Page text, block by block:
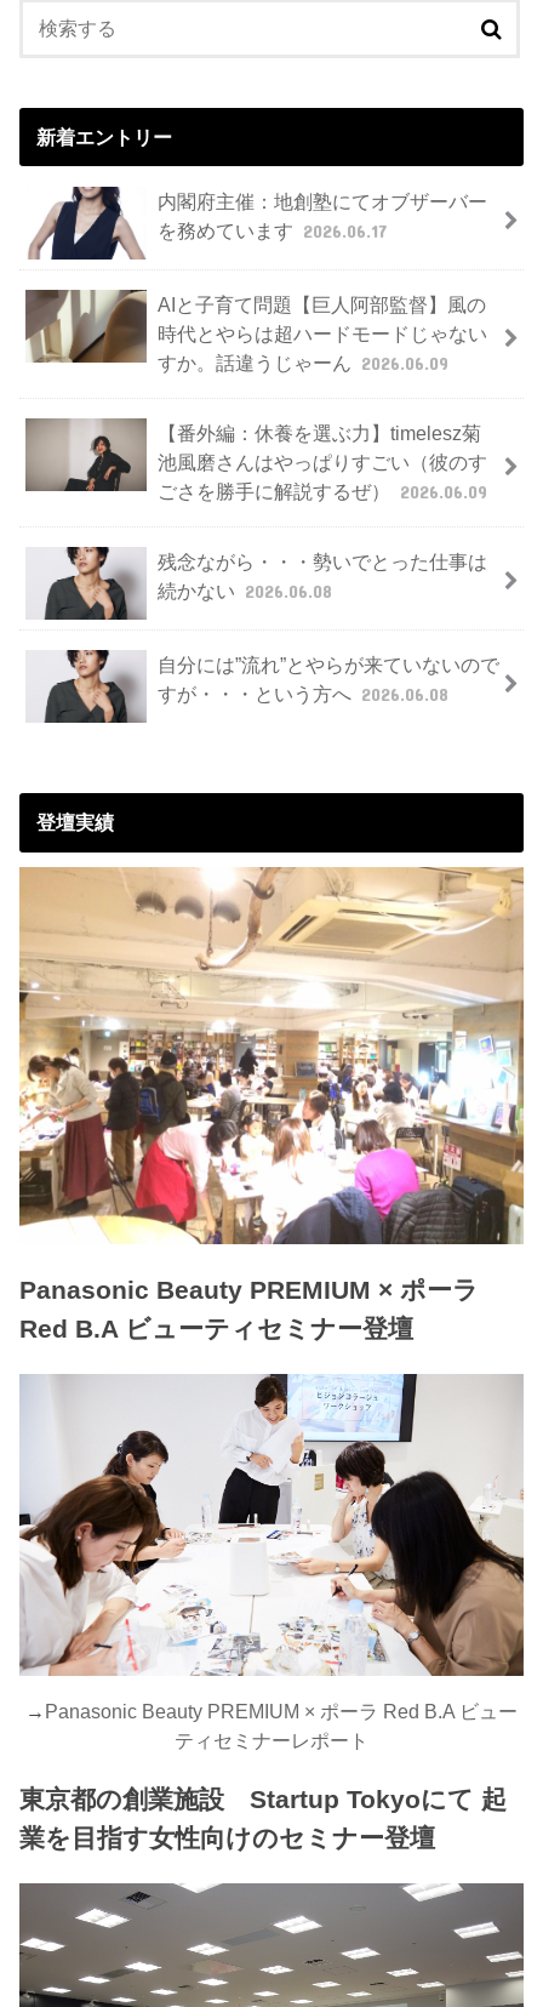
新着エントリー
内閣府主催：地創塾にてオブザーバー
を務めています 2026.06.17
AIと子育て問題【巨人阿部監督】風の
時代とやらは超ハードモードじゃない
すか。話違うじゃーん 2026.06.09
【番外編：休養を選ぶ力】timelesz菊
池風磨さんはやっぱりすごい（彼のす
ごさを勝手に解説するぜ）
2026.06.09
残念ながら・・・勢いでとった仕事は
続かない 2026.06.08
自分には”流れ”とやらが来ていないので
すが・・・という方へ 2026.06.08
登壇実績
Panasonic Beauty PREMIUM × ポーラ
Red B.A ビューティセミナー登壇
→ Panasonic Beauty PREMIUM × ポーラ Red B.A ビュー
ティセミナーレポート
東京都の創業施設 Startup Tokyoにて 起
業を目指す女性向けのセミナー登壇